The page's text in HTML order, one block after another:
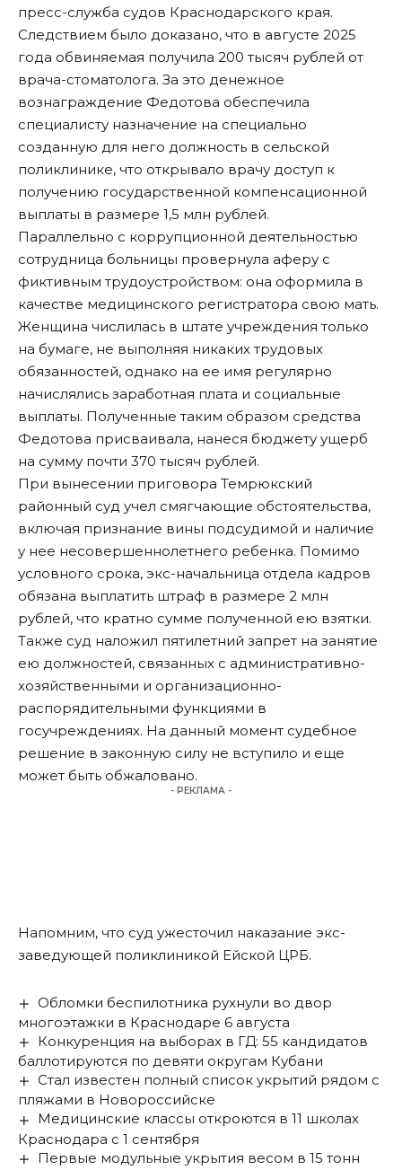
пресс-служба судов Краснодарского края.
Следствием было доказано, что в августе 2025
года обвиняемая получила 200 тысяч рублей от
врача-стоматолога. За это денежное
вознаграждение Федотова обеспечила
специалисту назначение на специально
созданную для него должность в сельской
поликлинике, что открывало врачу доступ к
получению государственной компенсационной
выплаты в размере 1,5 млн рублей.
Параллельно с коррупционной деятельностью
сотрудница больницы провернула аферу с
фиктивным трудоустройством: она оформила в
качестве медицинского регистратора свою мать.
Женщина числилась в штате учреждения только
на бумаге, не выполняя никаких трудовых
обязанностей, однако на ее имя регулярно
начислялись заработная плата и социальные
выплаты. Полученные таким образом средства
Федотова присваивала, нанеся бюджету ущерб
на сумму почти 370 тысяч рублей.
При вынесении приговора Темрюкский
районный суд учел смягчающие обстоятельства,
включая признание вины подсудимой и наличие
у нее несовершеннолетнего ребенка. Помимо
условного срока, экс-начальница отдела кадров
обязана выплатить штраф в размере 2 млн
рублей, что кратно сумме полученной ею взятки.
Также суд наложил пятилетний запрет на занятие
ею должностей, связанных с административно-
хозяйственными и организационно-
распорядительными функциями в
госучреждениях. На данный момент судебное
решение в законную силу не вступило и еще
может быть обжаловано.
- РЕКЛАМА -
Напомним, что суд ужесточил наказание экс-
заведующей поликлиникой Ейской ЦРБ.
Обломки беспилотника рухнули во двор
многоэтажки в Краснодаре 6 августа
Конкуренция на выборах в ГД: 55 кандидатов
баллотируются по девяти округам Кубани
Стал известен полный список укрытий рядом с
пляжами в Новороссийске
Медицинские классы откроются в 11 школах
Краснодара с 1 сентября
Первые модульные укрытия весом в 15 тонн